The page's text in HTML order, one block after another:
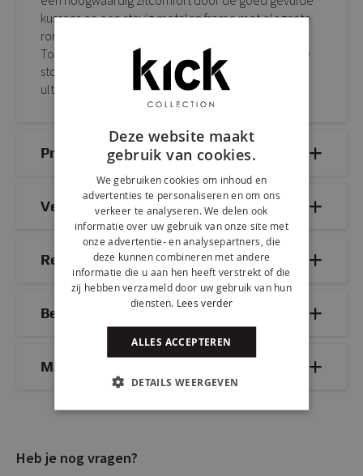
kussens en een stevig metalen frame met elegante
ronde poten wat zorgt voor een lange levensduur.
Toby is verkrijgbaar in een scala aan kleuren wat de
stoel helemaal Kick maakt. Mix and match voor het
ultieme resultaat!
Productdetails
Veelgestelde vragen
Reviews
Bezorg- & retourinformatie
Mix & Match
Heb je nog vragen?
Deze website maakt
gebruik van cookies.
We gebruiken cookies om inhoud en
advertenties te personaliseren en om ons
verkeer te analyseren. We delen ook
informatie over uw gebruik van onze site met
onze advertentie- en analysepartners, die
deze kunnen combineren met andere
informatie die u aan hen heeft verstrekt of die
zij hebben verzameld door uw gebruik van hun
diensten. Lees verder
ALLES ACCEPTEREN
DETAILS WEERGEVEN